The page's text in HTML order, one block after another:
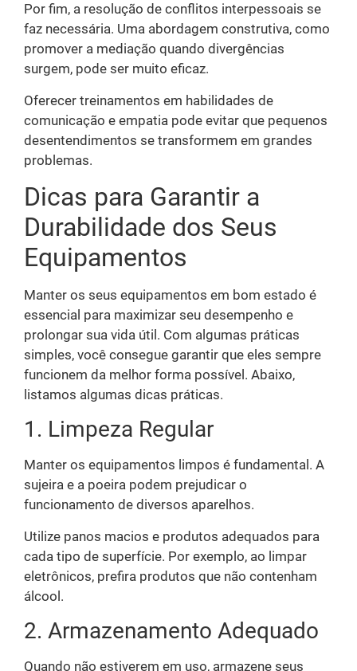
Por fim, a resolução de conflitos interpessoais se
faz necessária. Uma abordagem construtiva, como
promover a mediação quando divergências
surgem, pode ser muito eficaz.
Oferecer treinamentos em habilidades de
comunicação e empatia pode evitar que pequenos
desentendimentos se transformem em grandes
problemas.
Dicas para Garantir a
Durabilidade dos Seus
Equipamentos
Manter os seus equipamentos em bom estado é
essencial para maximizar seu desempenho e
prolongar sua vida útil. Com algumas práticas
simples, você consegue garantir que eles sempre
funcionem da melhor forma possível. Abaixo,
listamos algumas dicas práticas.
1. Limpeza Regular
Manter os equipamentos limpos é fundamental. A
sujeira e a poeira podem prejudicar o
funcionamento de diversos aparelhos.
Utilize panos macios e produtos adequados para
cada tipo de superfície. Por exemplo, ao limpar
eletrônicos, prefira produtos que não contenham
álcool.
2. Armazenamento Adequado
Quando não estiverem em uso, armazene seus